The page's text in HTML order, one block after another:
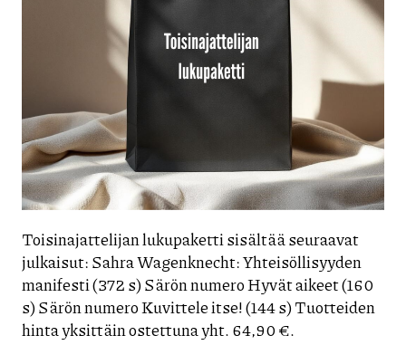
Toisinajattelijan lukupaketti sisältää seuraavat
julkaisut: Sahra Wagenknecht: Yhteisöllisyyden
manifesti (372 s) Särön numero Hyvät aikeet (160
s) Särön numero Kuvittele itse! (144 s) Tuotteiden
hinta yksittäin ostettuna yht. 64,90 €.